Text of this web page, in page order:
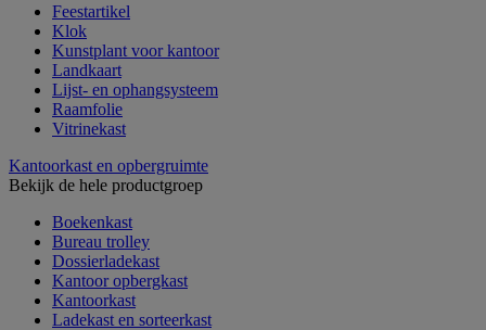
Feestartikel
Klok
Kunstplant voor kantoor
Landkaart
Lijst- en ophangsysteem
Raamfolie
Vitrinekast
Kantoorkast en opbergruimte
Bekijk de hele productgroep
Boekenkast
Bureau trolley
Dossierladekast
Kantoor opbergkast
Kantoorkast
Ladekast en sorteerkast